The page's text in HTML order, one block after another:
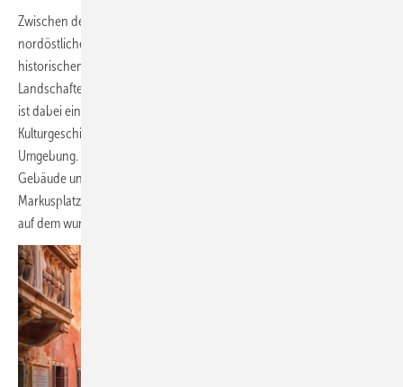
Zwischen den Dolomiten und der Adria gelegen, bietet Italiens
nordöstliche Region Venetien eine beeindruckende Auswahl an
historischen Stätten, eine reiche Kunstszene und einige spektakuläre
Landschaften. Die lebendige und pulsierende historische Stadt Feltre
ist dabei ein beliebtes Urlaubsziel. Sie ist bekannt für ihre reiche
Kulturgeschichte, den malerischen Stadtkern und die herrliche
Umgebung. Bestaunen Sie die vielen alten, mit Fresken verzierten
Gebäude und genießen Sie im nahen Venedig die Pracht des
Markusplatzes und des Doms oder unternehmen Sie eine Gondelfahrt
auf dem wunderschönen Canal Grande.